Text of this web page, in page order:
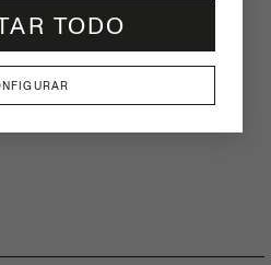
TODO